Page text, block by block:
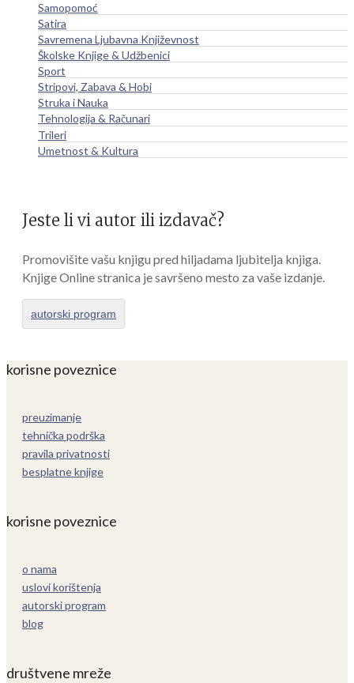
Samopomoć
Satira
Savremena Ljubavna Književnost
Školske Knjige & Udžbenici
Sport
Stripovi, Zabava & Hobi
Struka i Nauka
Tehnologija & Računari
Trileri
Umetnost & Kultura
Jeste li vi autor ili izdavač?
Promovišite vašu knjigu pred hiljadama ljubitelja knjiga.
Knjige Online stranica je savršeno mesto za vaše izdanje.
autorski program
korisne poveznice
preuzimanje
tehnička podrška
pravila privatnosti
besplatne knjige
korisne poveznice
o nama
uslovi korištenja
autorski program
blog
društvene mreže